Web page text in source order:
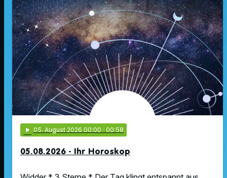
play_arrow 05. August 2026 00:00 · 00:58
05.08.2026 - Ihr Horoskop